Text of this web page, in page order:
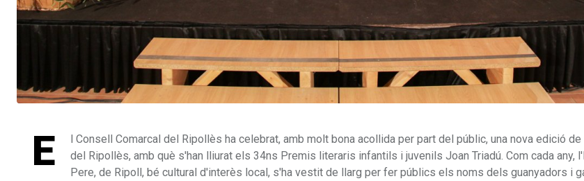
E
l Consell Comarcal del Ripollès ha celebrat, amb molt bona acollida per part del públic, una nova edició de
del Ripollès, amb què s'han lliurat els 34ns Premis literaris infantils i juvenils Joan Triadú. Com cada any,
Pere, de Ripoll, bé cultural d'interès local, s'ha vestit de llarg per fer públics els noms dels guanyadors i